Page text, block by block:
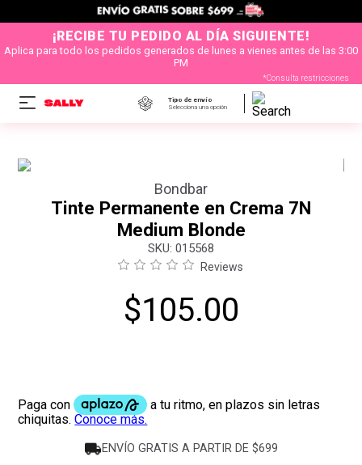
¡RECIBE TU PEDIDO AL DÍA SIGUIENTE!
Aplica para todo los pedidos generados de lunes a vienes antes de las 3:00
PM
*Consulta restricciones
Tipo de envío
Selecciona una opción
Bondbar
Tinte Permanente en Crema 7N
Medium Blonde
: 015568
Reviews
$105.00
ENVÍO GRATIS A PARTIR DE $699